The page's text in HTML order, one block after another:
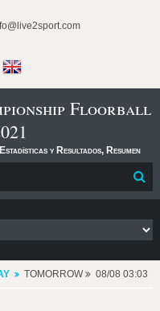
Floorball
y Resultados, Resumen
TOMORROW 08/08 03:03